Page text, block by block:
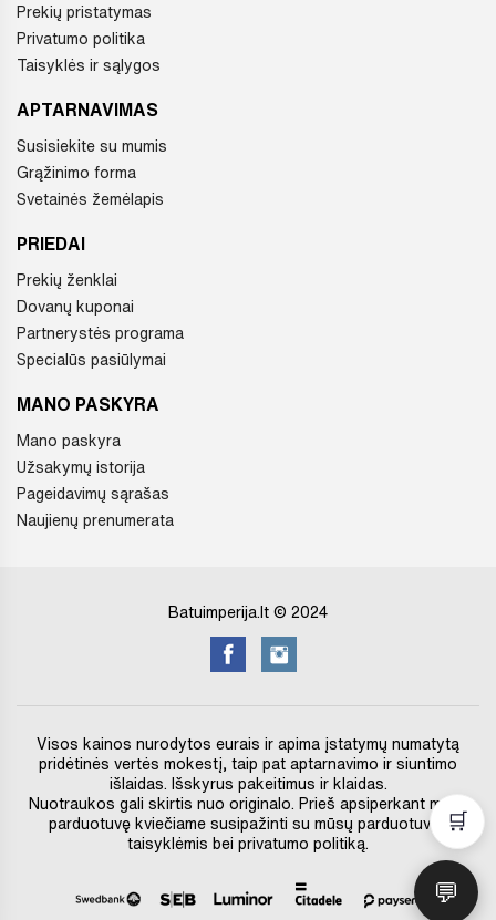
Prekių pristatymas
Privatumo politika
Taisyklės ir sąlygos
APTARNAVIMAS
Susisiekite su mumis
Grąžinimo forma
Svetainės žemėlapis
PRIEDAI
Prekių ženklai
Dovanų kuponai
Partnerystės programa
Specialūs pasiūlymai
MANO PASKYRA
Mano paskyra
Užsakymų istorija
Pageidavimų sąrašas
Naujienų prenumerata
Batuimperija.lt © 2024
Visos kainos nurodytos eurais ir apima įstatymų numatytą
pridėtinės vertės mokestį, taip pat aptarnavimo ir siuntimo
išlaidas. Išskyrus pakeitimus ir klaidas.
Nuotraukos gali skirtis nuo originalo. Prieš apsiperkant mūsų
parduotuvę kviečiame susipažinti su mūsų parduotuvės
taisyklėmis bei privatumo politiką.
🛒
💬